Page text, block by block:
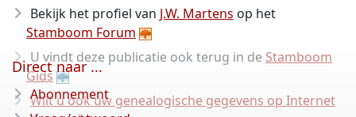
Bekijk het profiel van J.W. Martens op het
Stamboom Forum
U vindt deze publicatie ook terug in de Stamboom
Gids
Wilt u ook uw genealogische gegevens op Internet
Direct naar ...
Abonnement